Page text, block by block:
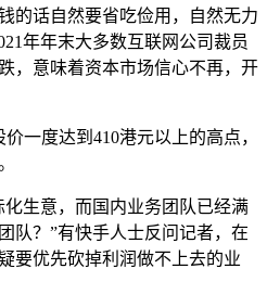
的话自然要省吃俭用，自然无力
年年末大多数互联网公司裁员
，意味着资本市场信心不再，开
一度达到410港元以上的高点，
生意，而国内业务团队已经满
队？”有快手人士反问记者，在
要优先砍掉利润做不上去的业